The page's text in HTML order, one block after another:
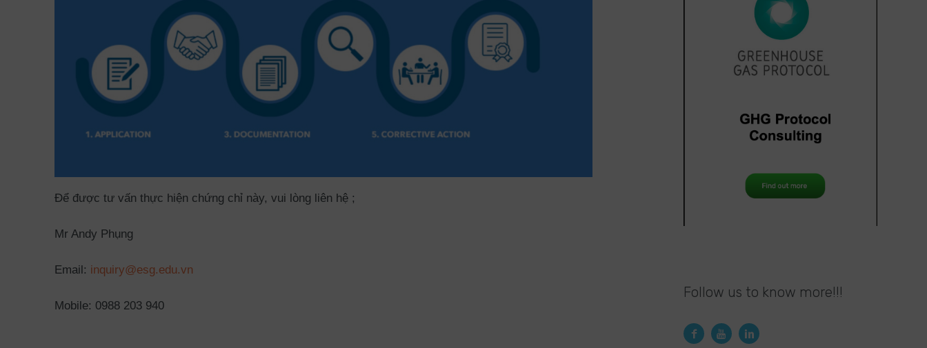
Để được tư vấn thực hiện chứng chỉ này, vui lòng liên hệ ;
Mr Andy Phụng
Email: inquiry@esg.edu.vn
Mobile: 0988 203 940
Follow us to know more!!!